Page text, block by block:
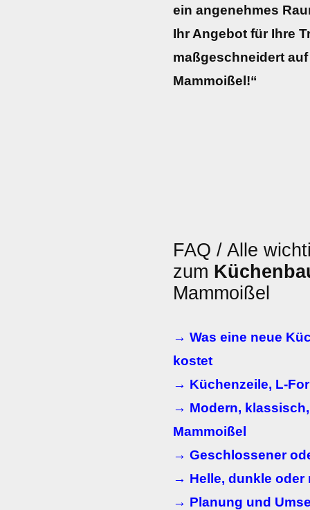
ein angenehmes
Ihr Angebot für Ihre
maßgeschneidert
Mammoißel!“
FAQ / Alle
zum
Mammoißel
→ Was eine neue
kostet
→ Küchenzeile, L-
→ Modern,
Mammoißel
→ Geschlossener
→ Helle, dunkle oder
→ Planung und